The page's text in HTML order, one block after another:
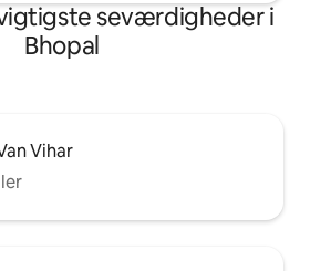
seværdigheder i
Bhopal
Vihar